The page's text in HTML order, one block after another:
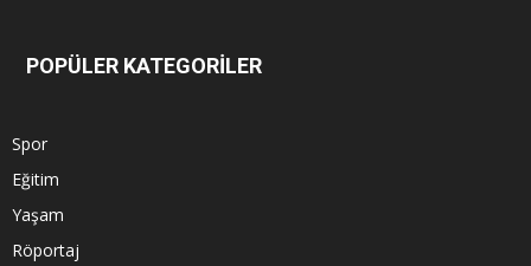
POPÜLER KATEGORİLER
Spor
Eğitim
Yaşam
Röportaj